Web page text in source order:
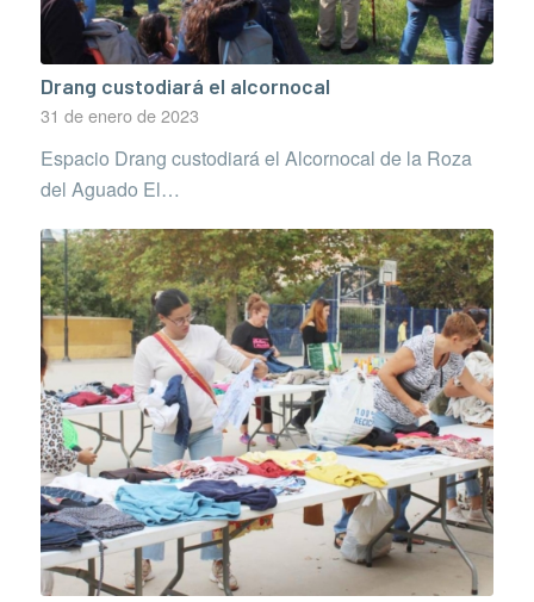
Drang custodiará el alcornocal
31 de enero de 2023
Espacio Drang custodiará el Alcornocal de la Roza
del Aguado El…